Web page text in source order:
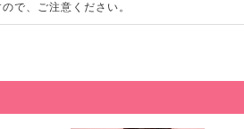
で、ご注意ください。